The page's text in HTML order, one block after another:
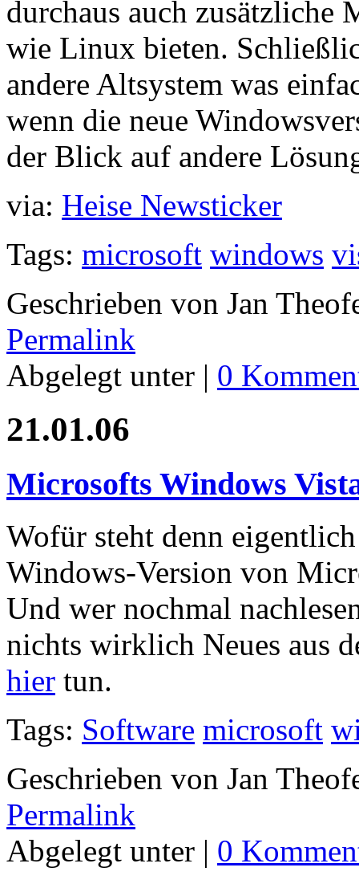
durchaus auch
wie Linux bieten.
andere Altsystem was
wenn die neue
der Blick auf andere
via: Heise Newsticker
Tags: microsoft windows
Geschrieben von Jan
Permalink
Abgelegt unter | 0
21.01.06
Microsofts Windows
Wofür steht denn
Windows-Version von
Und wer nochmal
nichts wirklich Neues aus
hier tun.
Tags: Software microsoft
Geschrieben von Jan
Permalink
Abgelegt unter | 0